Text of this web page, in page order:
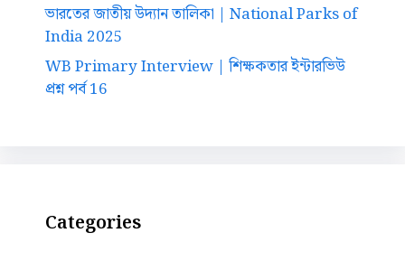
ভারতের জাতীয় উদ্যান তালিকা | National Parks of
India 2025
WB Primary Interview | শিক্ষকতার ইন্টারভিউ
প্রশ্ন পর্ব 16
Categories